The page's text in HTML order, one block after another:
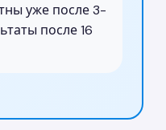
уже после 3-
после 16